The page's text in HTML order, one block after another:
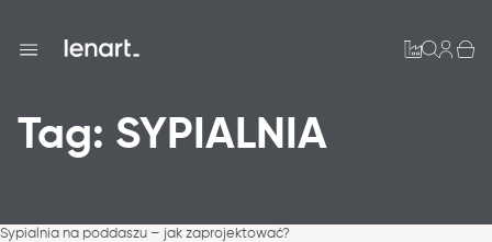
Pokój dzienny / Jadalnia
Meble
Tag: SYPIALNIA
Sypialnia na poddaszu – jak zaprojektować?